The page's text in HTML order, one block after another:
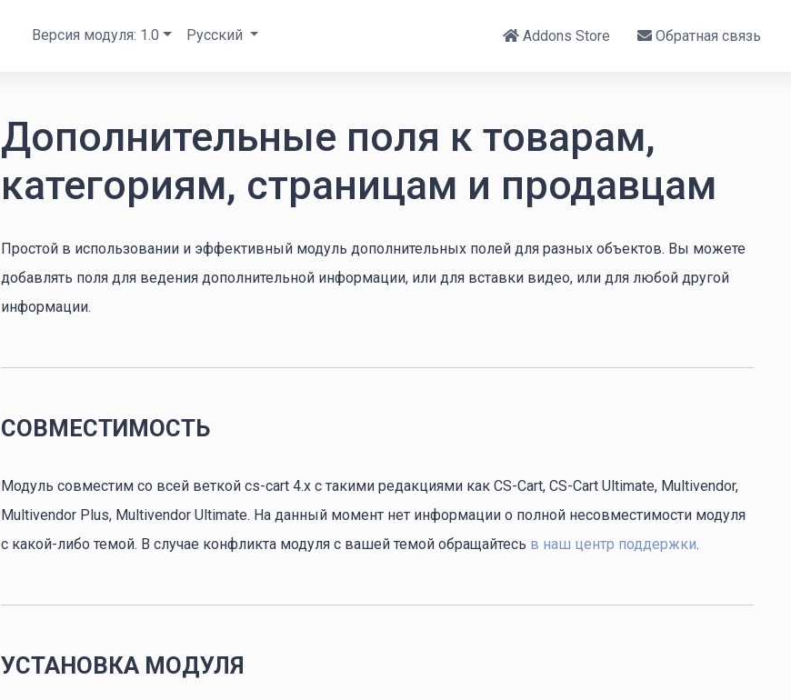
Версия модуля: 1.0 Русский Addons Store Обратная связь
Дополнительные поля к товарам,
категориям, страницам и продавцам
Простой в использовании и эффективный модуль дополнительных полей для разных объектов. Вы можете
добавлять поля для ведения дополнительной информации, или для вставки видео, или для любой другой
информации.
СОВМЕСТИМОСТЬ
Модуль совместим со всей веткой cs-cart 4.x с такими редакциями как CS-Cart, CS-Cart Ultimate, Multivendor,
Multivendor Plus, Multivendor Ultimate. На данный момент нет информации о полной несовместимости модуля
с какой-либо темой. В случае конфликта модуля с вашей темой обращайтесь в наш центр поддержки.
УСТАНОВКА МОДУЛЯ